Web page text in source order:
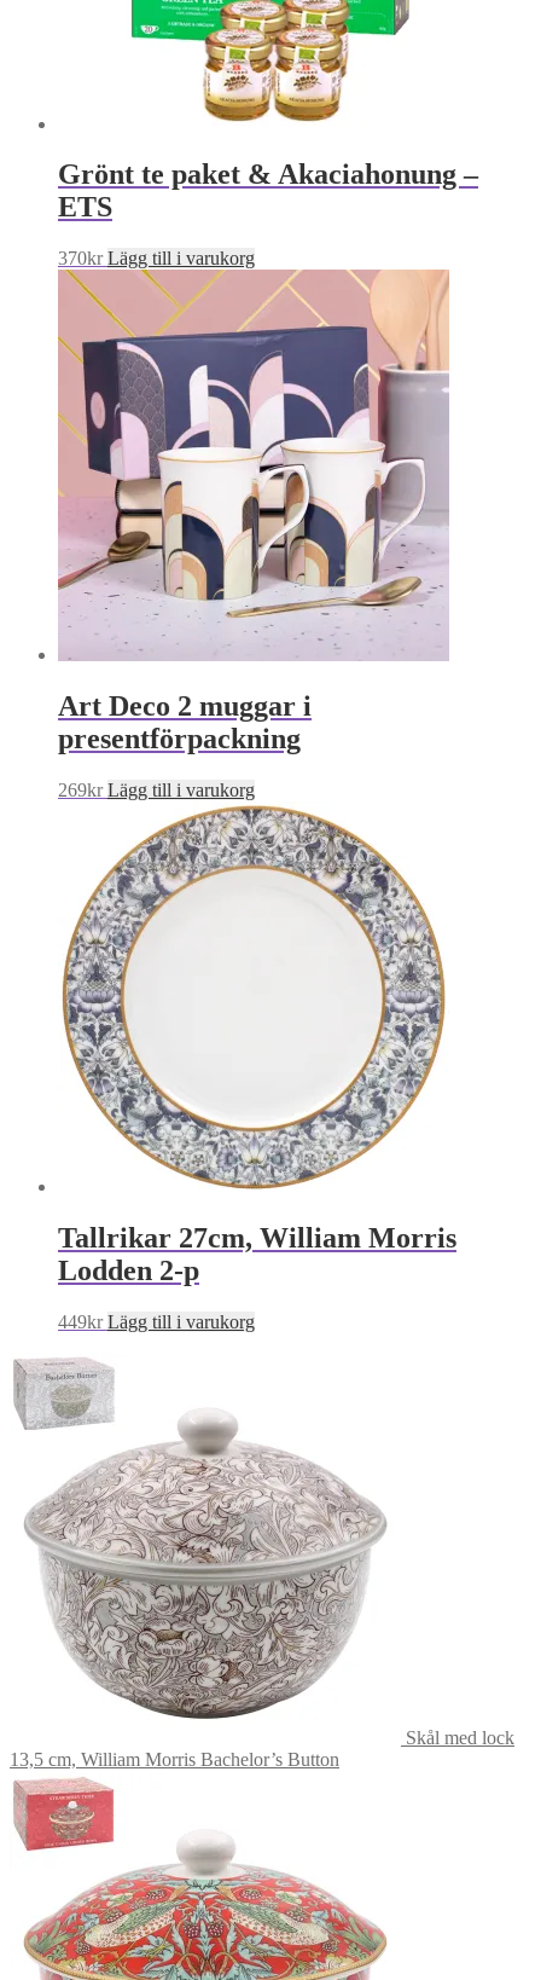
Grönt te paket & Akaciahonung –
ETS
370kr Lägg till i varukorg
Art Deco 2 muggar i
presentförpackning
269kr Lägg till i varukorg
Tallrikar 27cm, William Morris
Lodden 2-p
449kr Lägg till i varukorg
Skål med lock
13,5 cm, William Morris Bachelor’s Button